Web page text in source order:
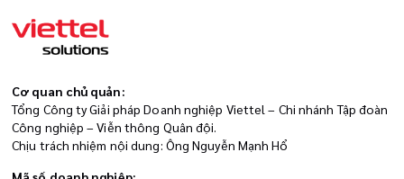
Cơ quan chủ quản:
Tổng Công ty Giải pháp Doanh nghiệp Viettel – Chi nhánh Tập đoàn
Công nghiệp – Viễn thông Quân đội.
Chịu trách nhiệm nội dung: Ông Nguyễn Mạnh Hổ